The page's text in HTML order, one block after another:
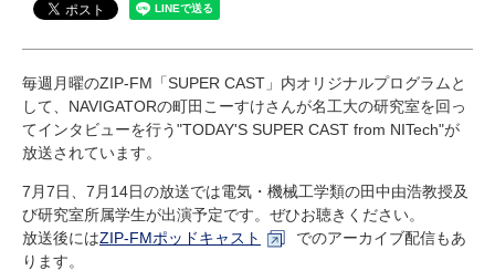
研究・教員Navi
受験生 在学生
卒業生
企業・研究者
地域・一般
寄附のお願い
毎週月曜のZIP-FM「SUPER CAST」内オリジナルプログラムと
して、NAVIGATORの町田こーすけさんが名工大の研究室を回っ
てインタビューを行う"TODAY'S SUPER CAST from NITech"が
放送されています。
7月7日、7月14日の放送では電気・機械工学類の田中由浩教授及
び研究室所属学生が出演予定です。ぜひお聴きください。
放送後にはZIP-FMポッドキャスト
でのアーカイブ配信もあ
ります。